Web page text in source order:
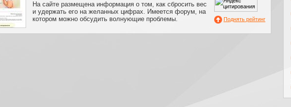
На сайте размещена информация о том, как сбросить вес
и удержать его на желанных цифрах. Имеется форум, на
котором можно обсудить волнующие проблемы.
Поднять рейтинг